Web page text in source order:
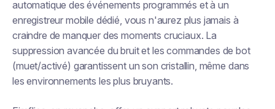
automatique des événements programmés et à un
enregistreur mobile dédié, vous n'aurez plus jamais à
craindre de manquer des moments cruciaux. La
suppression avancée du bruit et les commandes de bot
(muet/activé) garantissent un son cristallin, même dans
les environnements les plus bruyants.